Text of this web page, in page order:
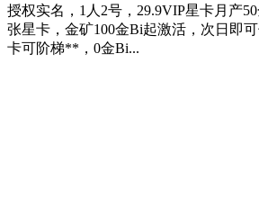
授权实名，1人2号，29.9VIP星卡月产
张星卡，金矿100金Bi起激活，次日即
卡可阶梯**，0金Bi...